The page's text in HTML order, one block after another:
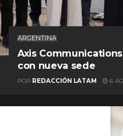
ARGENTINA
Axis
con nueva sede
POR REDACCIÓN LATAM 6